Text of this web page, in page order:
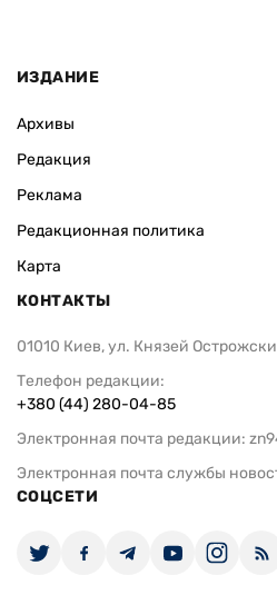
ИЗДАНИЕ
Архивы
Редакция
Реклама
Редакционная политика
Карта
КОНТАКТЫ
01010 Киев, ул. Князей
Телефон редакции:
+380 (44) 280-04-85
Электронная почта редакции:
Электронная почта службы
СОЦСЕТИ